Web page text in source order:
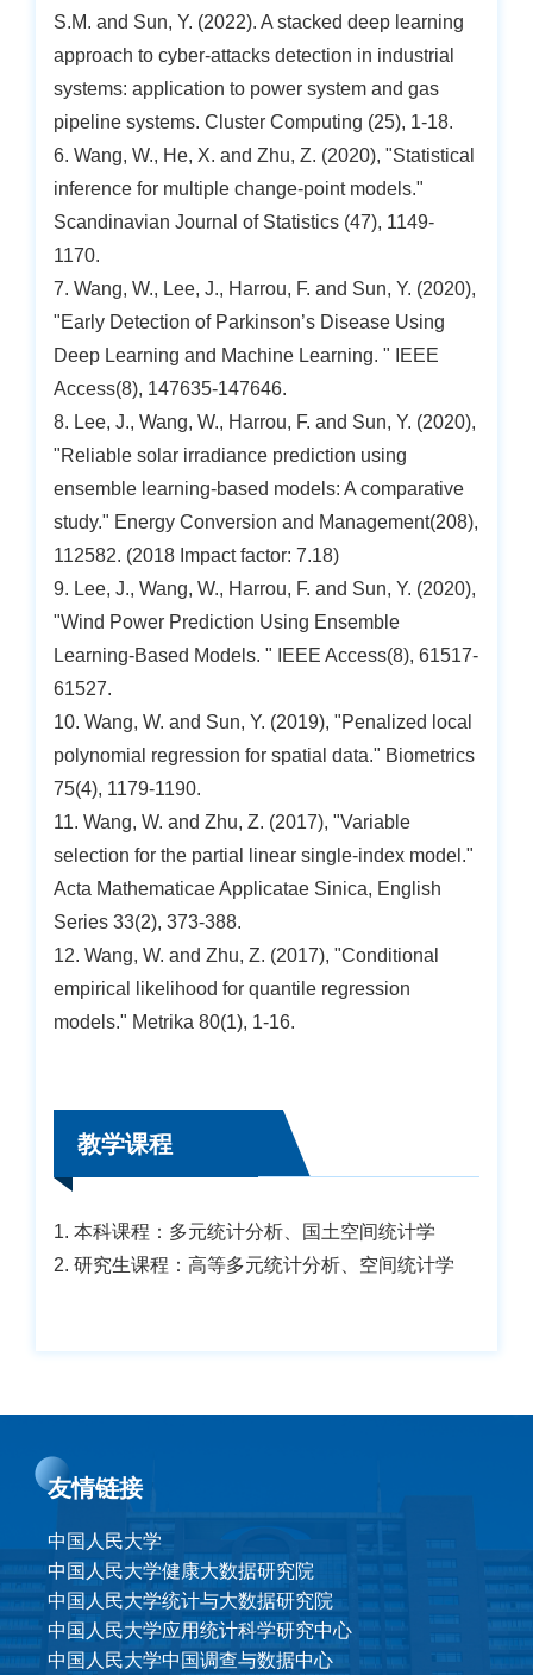
S.M. and Sun, Y. (2022). A stacked deep learning
approach to cyber-attacks detection in industrial
systems: application to power system and gas
pipeline systems. Cluster Computing (25), 1-18.
6. Wang, W., He, X. and Zhu, Z. (2020), "Statistical
inference for multiple change-point models."
Scandinavian Journal of Statistics (47), 1149-
1170.
7. Wang, W., Lee, J., Harrou, F. and Sun, Y. (2020),
"Early Detection of Parkinson’s Disease Using
Deep Learning and Machine Learning. " IEEE
Access(8), 147635-147646.
8. Lee, J., Wang, W., Harrou, F. and Sun, Y. (2020),
"Reliable solar irradiance prediction using
ensemble learning-based models: A comparative
study." Energy Conversion and Management(208),
112582. (2018 Impact factor: 7.18)
9. Lee, J., Wang, W., Harrou, F. and Sun, Y. (2020),
"Wind Power Prediction Using Ensemble
Learning-Based Models. " IEEE Access(8), 61517-
61527.
10. Wang, W. and Sun, Y. (2019), "Penalized local
polynomial regression for spatial data." Biometrics
75(4), 1179-1190.
11. Wang, W. and Zhu, Z. (2017), "Variable
selection for the partial linear single-index model."
Acta Mathematicae Applicatae Sinica, English
Series 33(2), 373-388.
12. Wang, W. and Zhu, Z. (2017), "Conditional
empirical likelihood for quantile regression
models." Metrika 80(1), 1-16.
教学课程
1. 本科课程：多元统计分析、国土空间统计学
2. 研究生课程：高等多元统计分析、空间统计学
友情链接
中国人民大学
中国人民大学健康大数据研究院
中国人民大学统计与大数据研究院
中国人民大学应用统计科学研究中心
中国人民大学中国调查与数据中心